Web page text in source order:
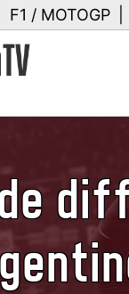
F1 / MOTOGP